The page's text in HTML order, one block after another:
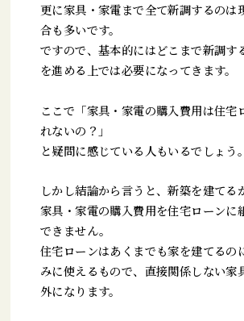
更に家具・家電まで全て新調するのは
合も多いです。
ですので、基本的にはどこまで新調す
を進める上では必要になってきます。
ここで「家具・家電の購入費用は住宅
れないの？」
と疑問に感じている人もいるでしょう。
しかし結論から言うと、新築を建てる
家具・家電の購入費用を住宅ローンに
できません。
住宅ローンはあくまでも家を建てるの
みに使えるもので、直接関係しない家
外になります。